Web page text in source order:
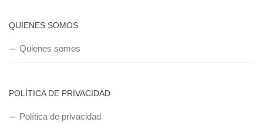
QUIENES SOMOS
Quienes somos
POLÍTICA DE PRIVACIDAD
Política de privacidad